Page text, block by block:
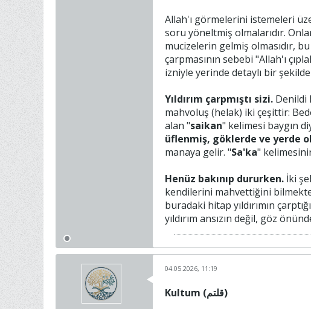
Allah'ı görmelerini istemeleri
soru yöneltmiş olmalarıdır.
mucizelerin gelmiş olmasıdır,
çarpmasının sebebi "Allah'ı
izniyle yerinde detaylı bir şekilde
Yıldırım çarpmıştı sizi. Denildi
mahvoluş (helak) iki çeşittir:
alan "saikan" kelimesi baygın
üflenmiş, göklerde ve yerde
manaya gelir. "Sa'ka"
Henüz bakınıp dururken. İki
kendilerini mahvettiğini
buradaki hitap yıldırımın
yıldırım ansızın değil, göz
04.05.2026, 11:19
Kultum (قلتم)